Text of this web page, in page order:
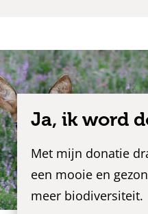
Ja, ik word
Met mijn donatie
een mooie en
meer biodiversiteit.